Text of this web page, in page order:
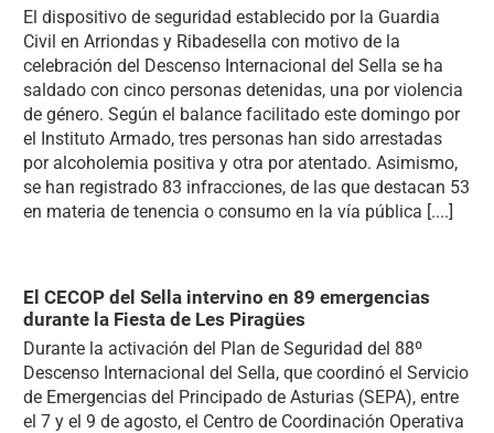
El dispositivo de seguridad establecido por la Guardia
Civil en Arriondas y Ribadesella con motivo de la
celebración del Descenso Internacional del Sella se ha
saldado con cinco personas detenidas, una por violencia
de género. Según el balance facilitado este domingo por
el Instituto Armado, tres personas han sido arrestadas
por alcoholemia positiva y otra por atentado. Asimismo,
se han registrado 83 infracciones, de las que destacan 53
en materia de tenencia o consumo en la vía pública [....]
El CECOP del Sella intervino en 89 emergencias
durante la Fiesta de Les Piragües
Durante la activación del Plan de Seguridad del 88º
Descenso Internacional del Sella, que coordinó el Servicio
de Emergencias del Principado de Asturias (SEPA), entre
el 7 y el 9 de agosto, el Centro de Coordinación Operativa